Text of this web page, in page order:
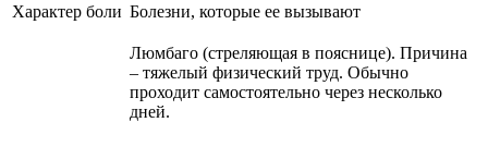
Характер боли Болезни, которые ее вызывают
Люмбаго (стреляющая в пояснице). Причина
– тяжелый физический труд. Обычно
проходит самостоятельно через несколько
дней.